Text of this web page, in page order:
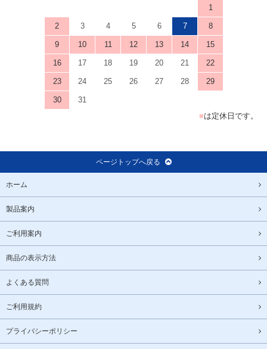
1
2 3 4 5 6 7 8
9 10 11 12 13 14 15
16 17 18 19 20 21 22
23 24 25 26 27 28 29
30
31
■は定休日です。
ページトップへ戻る
ホーム
製品案内
ご利用案内
商品の表示方法
よくある質問
ご利用規約
プライバシーポリシー